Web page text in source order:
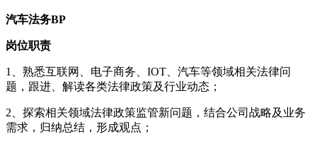
汽车法务BP
岗位职责
1、熟悉互联网、电子商务、IOT、汽车等领域相关法律问
题，跟进、解读各类法律政策及行业动态；
2、探索相关领域法律政策监管新问题，结合公司战略及业务
需求，归纳总结，形成观点；